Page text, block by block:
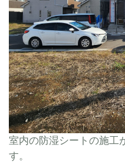
室内の防湿シートの施工
す。